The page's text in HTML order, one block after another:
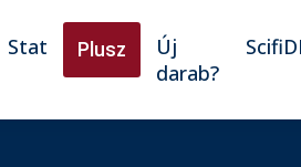
Stat Plusz
Új
darab?